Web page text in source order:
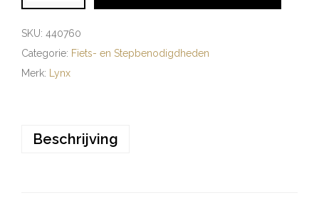
SKU: 440760
Categorie: Fiets- en Stepbenodigdheden
Merk: Lynx
Beschrijving